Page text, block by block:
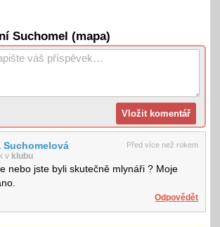
Suchomel (mapa)
Před více než rokem
Suchomelová
v klubu
nebo jste byli skutečně mlynáři ? Moje
Odpovědět